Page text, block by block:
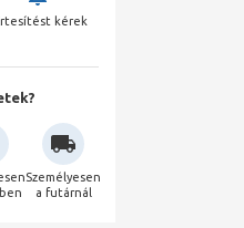
kérek
Személyesen
a futárnál